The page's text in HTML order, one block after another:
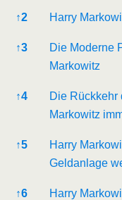
↑2 Har­ry
↑3
Die Moder­ne
Markowitz
↑4
Die Rück­kehr
Mar­ko­witz
↑5
Har­ry
Geld­an­la­ge
↑6
Har­ry